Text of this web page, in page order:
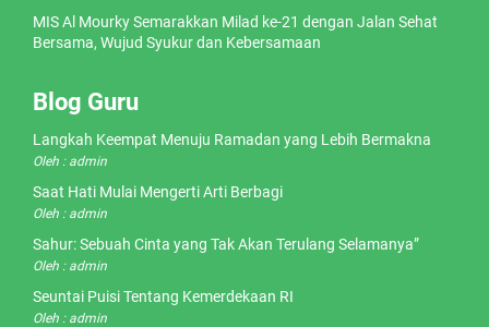
MIS Al Mourky Semarakkan Milad ke-21 dengan Jalan Sehat
Bersama, Wujud Syukur dan Kebersamaan
Blog Guru
Langkah Keempat Menuju Ramadan yang Lebih Bermakna
Oleh : admin
Saat Hati Mulai Mengerti Arti Berbagi
Oleh : admin
Sahur: Sebuah Cinta yang Tak Akan Terulang Selamanya”
Oleh : admin
Seuntai Puisi Tentang Kemerdekaan RI
Oleh : admin